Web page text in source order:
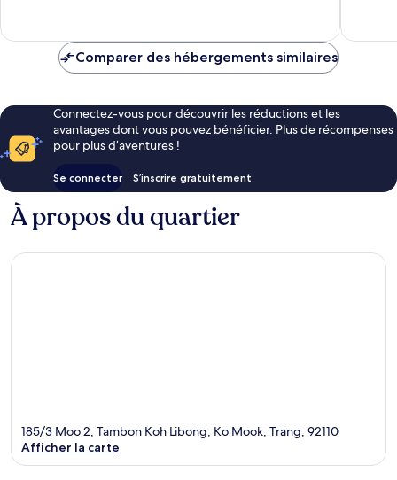
Comparer des hébergements similaires
Connectez-vous pour découvrir les réductions et les
avantages dont vous pouvez bénéficier. Plus de récompenses
pour plus d’aventures !
Se connecter S’inscrire gratuitement
À propos du quartier
185/3 Moo 2, Tambon Koh Libong, Ko Mook, Trang, 92110
Afficher la carte